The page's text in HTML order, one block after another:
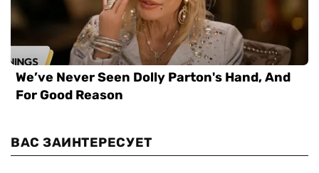
ВАС ЗАИНТЕРЕСУЕТ